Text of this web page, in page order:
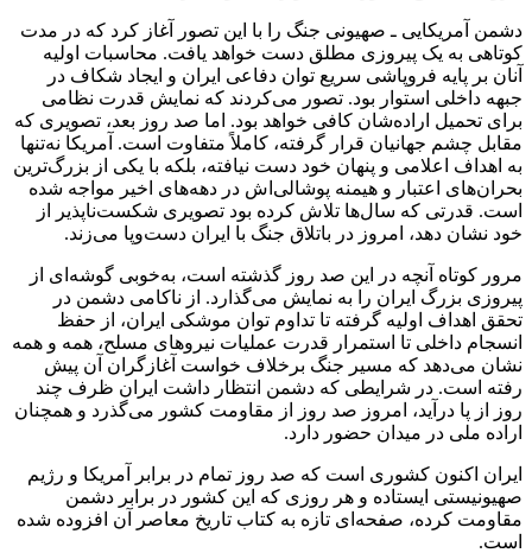
دشمن آمریکایی ـ صهیونی جنگ را با این تصور آغاز کرد که در مدت
کوتاهی به یک پیروزی مطلق دست خواهد یافت. محاسبات اولیه
آنان بر پایه فروپاشی سریع توان دفاعی ایران و ایجاد شکاف در
جبهه داخلی استوار بود. تصور می‌کردند که نمایش قدرت نظامی
برای تحمیل اراده‌شان کافی خواهد بود. اما صد روز بعد، تصویری که
مقابل چشم جهانیان قرار گرفته، کاملاً متفاوت است. آمریکا نه‌تنها
به اهداف اعلامی و پنهان خود دست نیافته، بلکه با یکی از بزرگ‌ترین
بحران‌های اعتبار و هیمنه پوشالی‌اش در دهه‌های اخیر مواجه شده
است. قدرتی که سال‌ها تلاش کرده بود تصویری شکست‌ناپذیر از
خود نشان دهد، امروز در باتلاق جنگ با ایران دست‌وپا می‌زند.
مرور کوتاه آنچه در این صد روز گذشته است، به‌خوبی گوشه‌ای از
پیروزی بزرگ ایران را به نمایش می‌گذارد. از ناکامی دشمن در
تحقق اهداف اولیه گرفته تا تداوم توان موشکی ایران، از حفظ
انسجام داخلی تا استمرار قدرت عملیات نیروهای مسلح، همه و همه
نشان می‌دهد که مسیر جنگ برخلاف خواست آغازگران آن پیش
رفته است. در شرایطی که دشمن انتظار داشت ایران ظرف چند
روز از پا درآید، امروز صد روز از مقاومت کشور می‌گذرد و همچنان
اراده ملی در میدان حضور دارد.
ایران اکنون کشوری است که صد روز تمام در برابر آمریکا و رژیم
صهیونیستی ایستاده و هر روزی که این کشور در برابر دشمن
مقاومت کرده، صفحه‌ای تازه به کتاب تاریخ معاصر آن افزوده شده
است.